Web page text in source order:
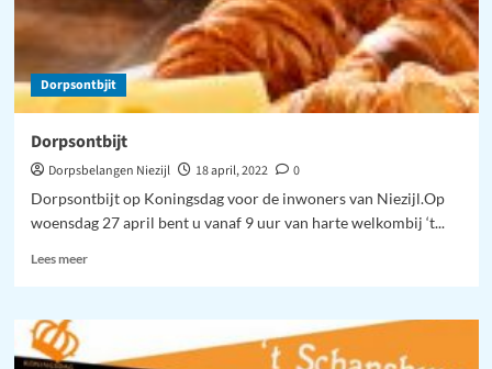
Dorpsontbjit
Dorpsontbijt
Dorpsbelangen Niezijl 18 april, 2022
0
Dorpsontbijt op Koningsdag voor de inwoners van Niezijl.Op
woensdag 27 april bent u vanaf 9 uur van harte welkombij ‘t...
Lees meerLees